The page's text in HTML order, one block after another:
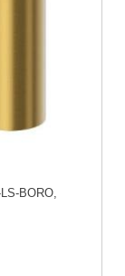
BORO,